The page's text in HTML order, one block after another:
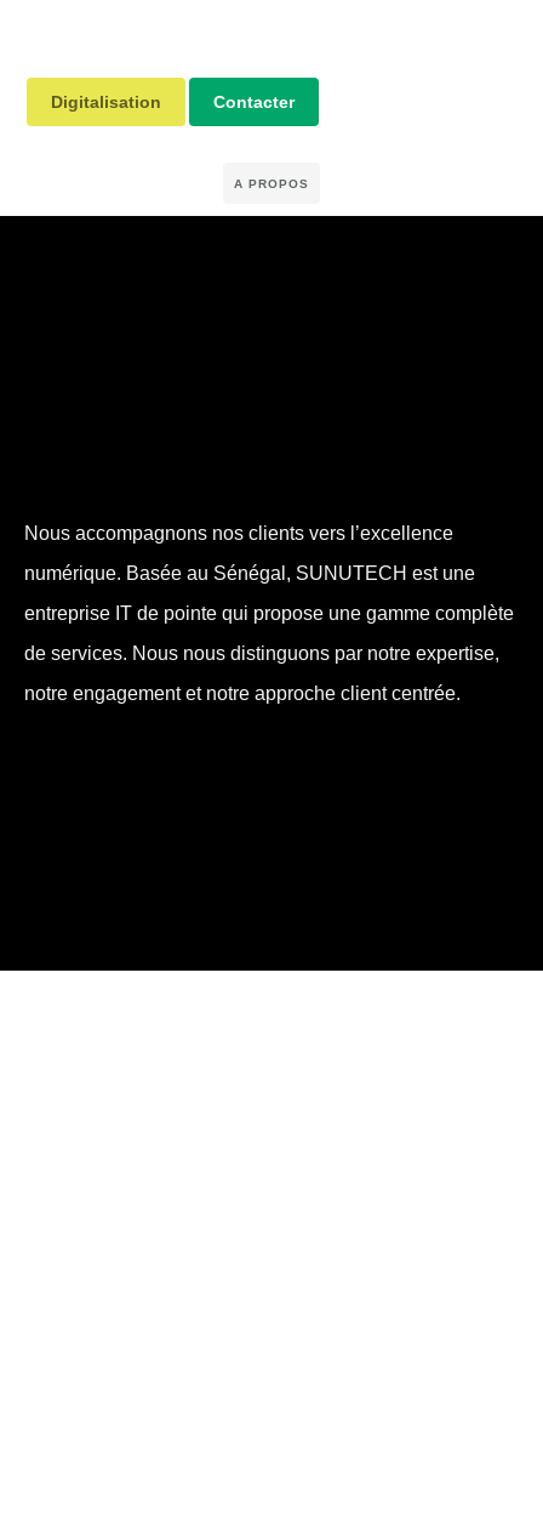
Digitalisation Contacter
A PROPOS
Nous accompagnons nos clients vers l’excellence
numérique. Basée au Sénégal, SUNUTECH est une
entreprise IT de pointe qui propose une gamme complète
de services. Nous nous distinguons par notre expertise,
notre engagement et notre approche client centrée.